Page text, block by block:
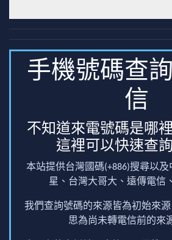
手機號碼查
信
不知道來電號碼是哪
這裡可以快速查
本站提供台灣國碼(+886)搜尋以
星、台灣大哥大、遠傳電信
我們查詢號碼的來源皆為初始來
思為尚未轉電信前的來